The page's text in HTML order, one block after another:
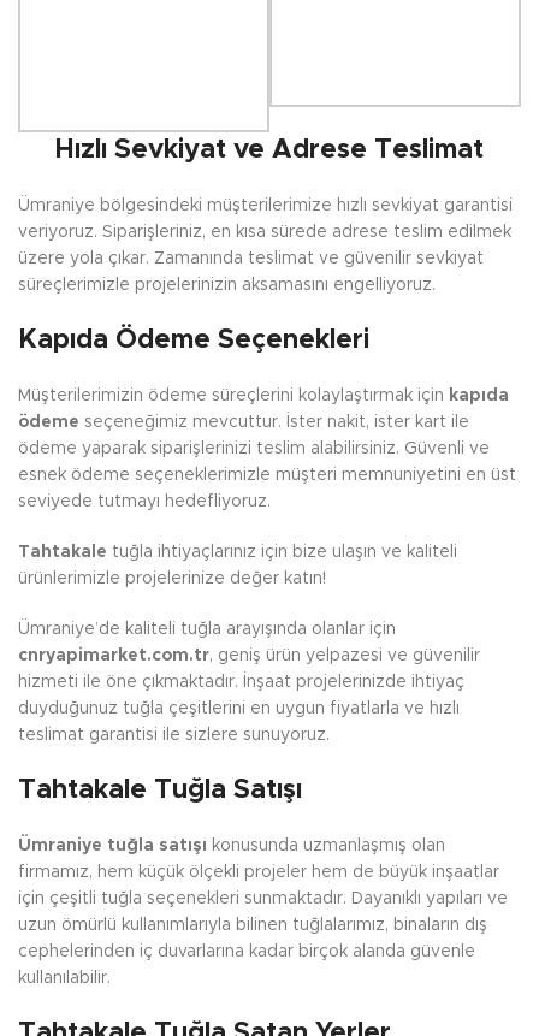
Hızlı Sevkiyat ve Adrese Teslimat
Ümraniye bölgesindeki müşterilerimize hızlı sevkiyat garantisi
veriyoruz. Siparişleriniz, en kısa sürede adrese teslim edilmek
üzere yola çıkar. Zamanında teslimat ve güvenilir sevkiyat
süreçlerimizle projelerinizin aksamasını engelliyoruz.
Kapıda Ödeme Seçenekleri
Müşterilerimizin ödeme süreçlerini kolaylaştırmak için kapıda
ödeme seçeneğimiz mevcuttur. İster nakit, ister kart ile
ödeme yaparak siparişlerinizi teslim alabilirsiniz. Güvenli ve
esnek ödeme seçeneklerimizle müşteri memnuniyetini en üst
seviyede tutmayı hedefliyoruz.
Tahtakale tuğla ihtiyaçlarınız için bize ulaşın ve kaliteli
ürünlerimizle projelerinize değer katın!
Ümraniye’de kaliteli tuğla arayışında olanlar için
cnryapimarket.com.tr, geniş ürün yelpazesi ve güvenilir
hizmeti ile öne çıkmaktadır. İnşaat projelerinizde ihtiyaç
duyduğunuz tuğla çeşitlerini en uygun fiyatlarla ve hızlı
teslimat garantisi ile sizlere sunuyoruz.
Tahtakale Tuğla Satışı
Ümraniye tuğla satışı konusunda uzmanlaşmış olan
firmamız, hem küçük ölçekli projeler hem de büyük inşaatlar
için çeşitli tuğla seçenekleri sunmaktadır. Dayanıklı yapıları ve
uzun ömürlü kullanımlarıyla bilinen tuğlalarımız, binaların dış
cephelerinden iç duvarlarına kadar birçok alanda güvenle
kullanılabilir.